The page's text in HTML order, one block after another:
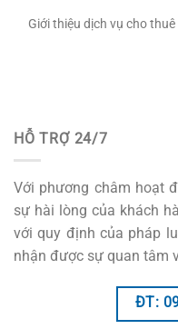
Giới thiệu dịch vụ cho
HỖ TRỢ 24/7
Với phương châm hoạt
sự hài lòng của khách
với quy định của pháp
nhận được sự quan tâm
ĐT: